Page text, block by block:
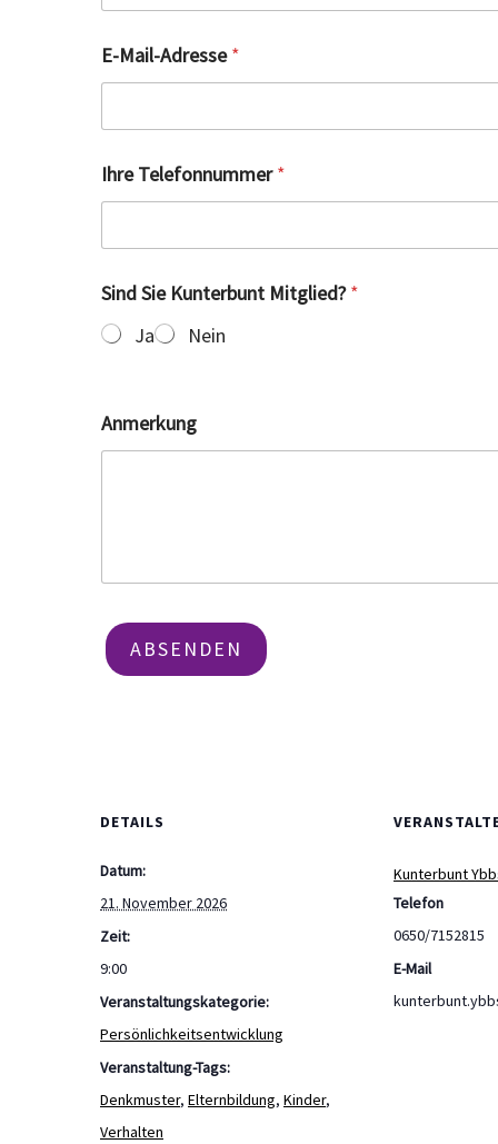
E-Mail-Adresse*
Ihre Telefonnummer*
Sind Sie Kunterbunt Mitglied?*
Ja
Nein
Anmerkung
ABSENDEN
DETAILS
Datum:
21. November 2026
Zeit:
9:00
Veranstaltungskategorie:
Persönlichkeitsentwicklung
Veranstaltung-Tags:
Denkmuster, Elternbildung, Kinder,
Verhalten
Kunterbunt
Telefon
0650/7152815
E-Mail